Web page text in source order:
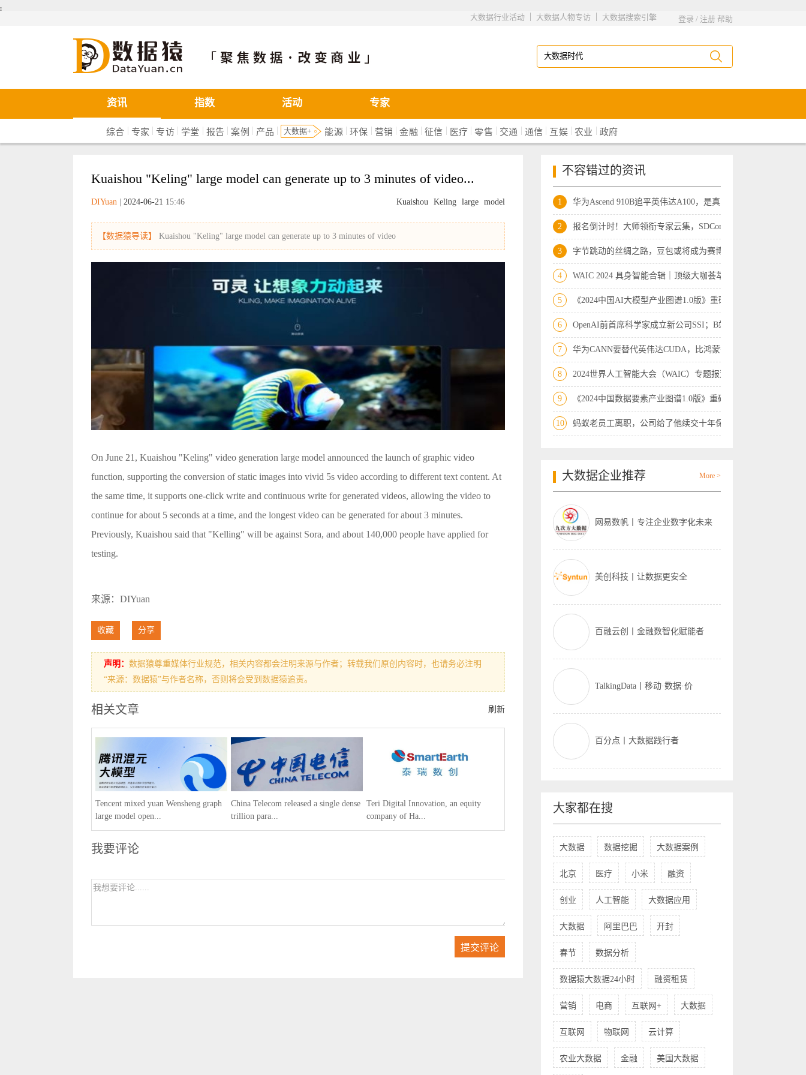
܄
登录 / 注册 帮助
大数据搜索引擎
|
大数据人物专访
|
大数据行业活动
数据猿
资讯 指数 活动 专家
综合 | 专家 |专访| 学堂 | 报告 | 案例 | 产品 | 大数据+ 能源 |环保 | 营销 |金融 |征信 | 医疗 | 零售 | 交通 | 通信 | 互娱 | 农业 | 政府
Kuaishou "Keling" large model can generate up to 3 minutes of video...
Kuaishou Keling large model
DIYuan 2024-06-21 15:46
【数据猿导读】 Kuaishou "Keling" large model can generate up to 3 minutes of video
On June 21, Kuaishou "Keling" video generation large model announced the launch of graphic video
function, supporting the conversion of static images into vivid 5s video according to different text content. At
the same time, it supports one-click write and continuous write for generated videos, allowing the video to
continue for about 5 seconds at a time, and the longest video can be generated for about 3 minutes.
Previously, Kuaishou said that "Kelling" will be against Sora, and about 140,000 people have applied for
testing.
来源：DIYuan
收藏 分享
声明： 数据猿尊重媒体行业规范，相关内容都会注明来源与作者；转载我们原创内容时，也请务必注明
“来源：数据猿”与作者名称，否则将会受到数据猿追责。
刷新
相关文章
Tencent mixed yuan Wensheng graph
large model open...
China Telecom released a single dense
trillion para...
Teri Digital Innovation, an equity
company of Ha...
我要评论
不容错过的资讯
1 华为Ascend 910B追平英伟达A100，是真的
2 报名倒计时！大师领衔专家云集，SDCon 2
3 字节跳动的丝绸之路，豆包或将成为赛博“
4 WAIC 2024 具身智能合辑｜顶级大咖荟萃
5 《2024中国AI大模型产业图谱1.0版》重磅
6 OpenAI前首席科学家成立新公司SSI；B站开
7 华为CANN要替代英伟达CUDA，比鸿蒙替代安
8 2024世界人工智能大会（WAIC）专题报道—
9 《2024中国数据要素产业图谱1.0版》重磅
10 蚂蚁老员工离职，公司给了他续交十年保险
大数据企业推荐 More >
网易数帆丨专注企业数字化未来
美创科技丨让数据更安全
百融云创丨金融数智化赋能者
TalkingData丨移动·数据·价
百分点丨大数据践行者
大家都在搜
大数据 数据挖掘 大数据案例
北京 医疗 小米 融资
创业 人工智能 大数据应用
大数据 阿里巴巴 开封
春节 数据分析
数据猿大数据24小时 融资租赁
营销 电商 互联网+ 大数据
互联网 物联网 云计算
农业大数据 金融 美国大数据